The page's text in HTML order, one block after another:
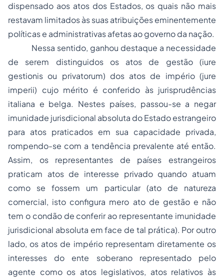
dispensado aos atos dos Estados, os quais não mais
restavam limitados às suas atribuições eminentemente
políticas e administrativas afetas ao governo da nação.
Nessa sentido, ganhou destaque a necessidade
de serem distinguidos os atos de gestão (iure
gestionis ou privatorum) dos atos de império (jure
imperii) cujo mérito é conferido às jurisprudências
italiana e belga. Nestes países, passou-se a negar
imunidade jurisdicional absoluta do Estado estrangeiro
para atos praticados em sua capacidade privada,
rompendo-se com a tendência prevalente até então.
Assim, os representantes de países estrangeiros
praticam atos de interesse privado quando atuam
como se fossem um particular (ato de natureza
comercial, isto configura mero ato de gestão e não
tem o condão de conferir ao representante imunidade
jurisdicional absoluta em face de tal prática). Por outro
lado, os atos de império representam diretamente os
interesses do ente soberano representado pelo
agente como os atos legislativos, atos relativos às